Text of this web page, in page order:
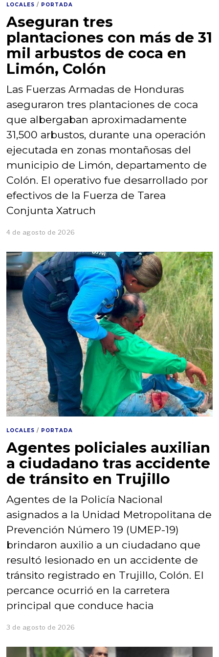
LOCALES / PORTADA
Aseguran tres
plantaciones con más de 31
mil arbustos de coca en
Limón, Colón
Las Fuerzas Armadas de Honduras
aseguraron tres plantaciones de coca
que albergaban aproximadamente
31,500 arbustos, durante una operación
ejecutada en zonas montañosas del
municipio de Limón, departamento de
Colón. El operativo fue desarrollado por
efectivos de la Fuerza de Tarea
Conjunta Xatruch
4 de agosto de 2026
LOCALES / PORTADA
Agentes policiales auxilian
a ciudadano tras accidente
de tránsito en Trujillo
Agentes de la Policía Nacional
asignados a la Unidad Metropolitana de
Prevención Número 19 (UMEP-19)
brindaron auxilio a un ciudadano que
resultó lesionado en un accidente de
tránsito registrado en Trujillo, Colón. El
percance ocurrió en la carretera
principal que conduce hacia
3 de agosto de 2026